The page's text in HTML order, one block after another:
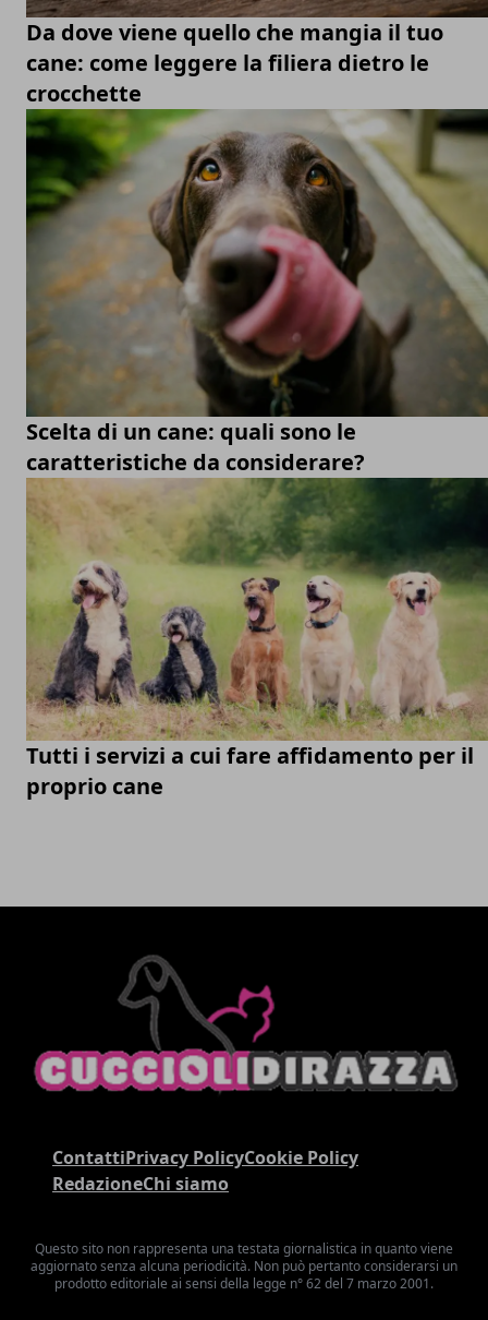
Da dove viene quello che mangia il tuo
cane: come leggere la filiera dietro le
crocchette
Scelta di un cane: quali sono le
caratteristiche da considerare?
Tutti i servizi a cui fare affidamento per il
proprio cane
ContattiPrivacy PolicyCookie Policy
RedazioneChi siamo
Questo sito non rappresenta una testata giornalistica in quanto viene
aggiornato senza alcuna periodicità. Non può pertanto considerarsi un
prodotto editoriale ai sensi della legge n° 62 del 7 marzo 2001.